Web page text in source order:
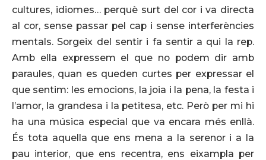
cultures, idiomes… perquè surt del cor i va directa
al cor, sense passar pel cap i sense interferències
mentals. Sorgeix del sentir i fa sentir a qui la rep.
Amb ella expressem el que no podem dir amb
paraules, quan es queden curtes per expressar el
que sentim: les emocions, la joia i la pena, la festa i
l’amor, la grandesa i la petitesa, etc. Però per mi hi
ha una música especial que va encara més enllà.
És tota aquella que ens mena a la serenor i a la
pau interior, que ens recentra, ens eixampla per